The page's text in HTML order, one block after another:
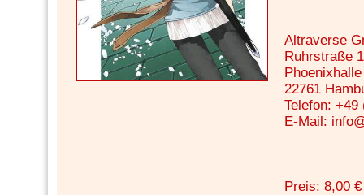
Altraverse
Ruhrstraße
22761
Telefon: +49
E-Mail:
Preis: 8,00 €